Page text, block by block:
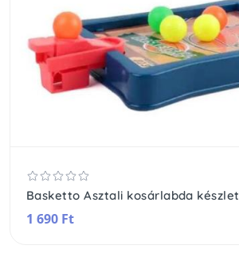
Basketto Asztali kosárlabda készlet
1 690 Ft